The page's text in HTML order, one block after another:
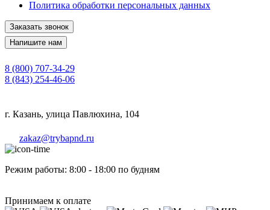
Политика обработки персональных данных
Заказать звонок
Напишите нам
8 (800) 707-34-29
8 (843) 254-46-06
г. Казань, улица Павлюхина, 104
zakaz@trybapnd.ru
Режим работы: 8:00 - 18:00 по будням
Принимаем к оплате